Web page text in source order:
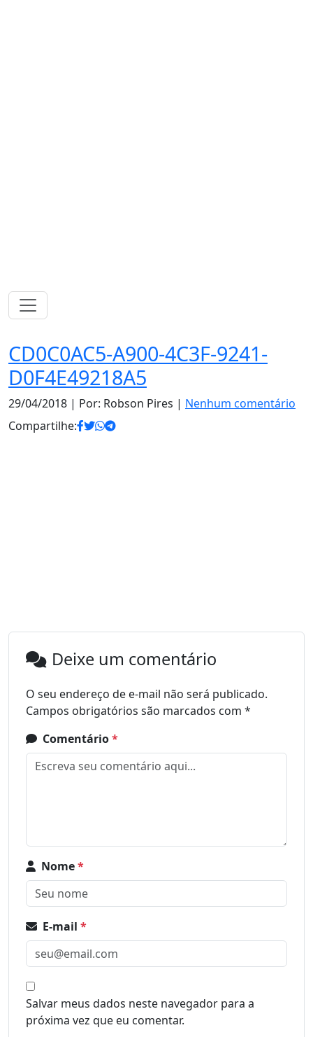
CD0C0AC5-A900-4C3F-9241-
D0F4E49218A5
29/04/2018 | Por: Robson Pires | Nenhum comentário
Compartilhe:
Deixe um comentário
O seu endereço de e-mail não será publicado.
Campos obrigatórios são marcados com *
Comentário*
Nome*
E-mail *
Salvar meus dados neste navegador para a
próxima vez que eu comentar.